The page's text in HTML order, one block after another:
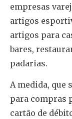
empresas
artigos
artigos para
bares,
padarias.
A medida, que
para compras
cartão de